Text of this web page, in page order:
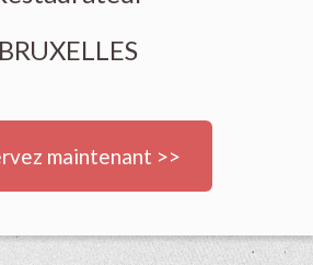
BRUXELLES
maintenant >>